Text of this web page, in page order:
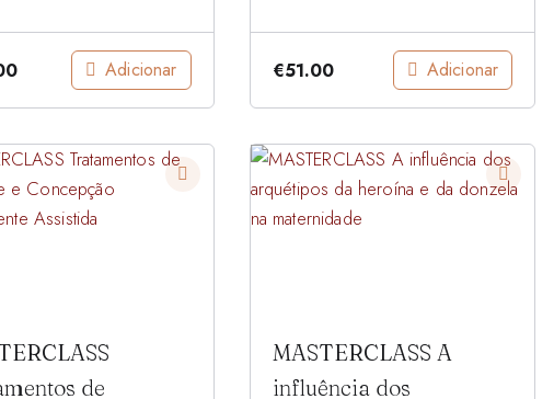
Adicionar €51.00 Adicionar
de
MASTERCLASS A
influência dos